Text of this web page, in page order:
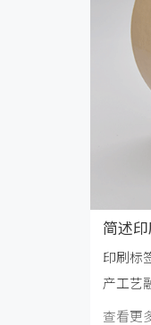
简述
印刷标
产工艺
艺。
查看更